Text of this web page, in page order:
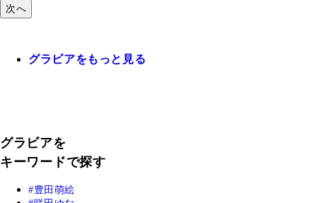
次へ
グラビアをもっと見る
グラビアを
キーワードで探す
豊田萌絵